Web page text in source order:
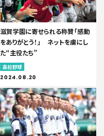
滋賀学園に寄せられる称賛「感動
をありがとう！」 ネットを虜にし
た“主役たち”
高校野球
2024.08.20